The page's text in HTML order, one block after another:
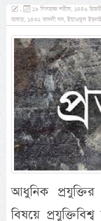
,
১৯ যিলহজ্জ শরীফ, ১৪৪৬
আষাঢ়, ১৪৩২ ফসলী সন, ইয়াওমুল
আধুনিক
বিষয়ে